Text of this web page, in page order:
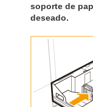
soporte de
deseado.